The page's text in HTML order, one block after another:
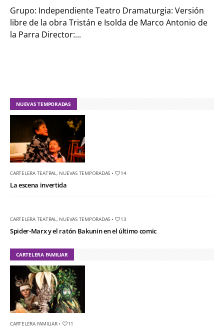
Grupo: Independiente Teatro Dramaturgia: Versión
libre de la obra Tristán e Isolda de Marco Antonio de
la Parra Director:...
NUEVAS TEMPORADAS
CARTELERA TEATRAL NUEVAS TEMPORADAS • 14
La escena invertida
CARTELERA TEATRAL NUEVAS TEMPORADAS • 13
Spider-Marx y el ratón Bakunin en el último comic
CARTELERA FAMILIAR
CARTELERA FAMILIAR• 11